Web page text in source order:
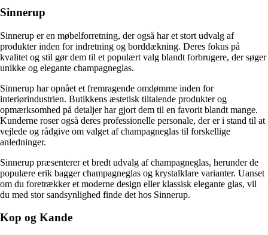
Sinnerup
Sinnerup er en møbelforretning, der også har et stort udvalg af
produkter inden for indretning og borddækning. Deres fokus på
kvalitet og stil gør dem til et populært valg blandt forbrugere, der søger
unikke og elegante champagneglas.
Sinnerup har opnået et fremragende omdømme inden for
interiørindustrien. Butikkens æstetisk tiltalende produkter og
opmærksomhed på detaljer har gjort dem til en favorit blandt mange.
Kunderne roser også deres professionelle personale, der er i stand til at
vejlede og rådgive om valget af champagneglas til forskellige
anledninger.
Sinnerup præsenterer et bredt udvalg af champagneglas, herunder de
populære erik bagger champagneglas og krystalklare varianter. Uanset
om du foretrækker et moderne design eller klassisk elegante glas, vil
du med stor sandsynlighed finde det hos Sinnerup.
Kop og Kande